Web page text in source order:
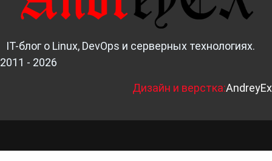
IT-блог о Linux, DevOps и серверных технологиях.
2011 - 2026
Дизайн и верстка:AndreyEx